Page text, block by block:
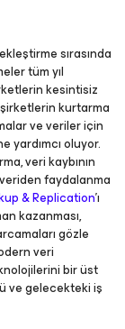
sırasında
tüm yıl
kesintisiz
kurtarma
ve veriler için
yardımcı oluyor.
veri kaybının
faydalanma
& Replication’ı
kazanması,
gözle
veri
bir üst
ve gelecekteki iş